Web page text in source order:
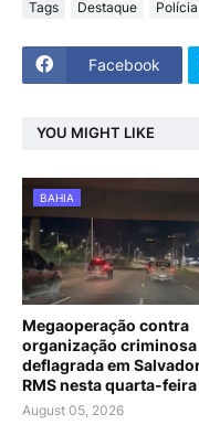
Tags Destaque Polícia
Facebook
YOU MIGHT LIKE
BAHIA
Megaoperação contra
organização criminosa
deflagrada em
RMS nesta quarta-feira
August 05, 2026